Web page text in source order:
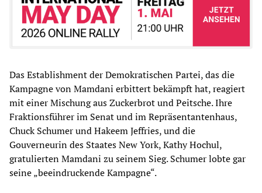
Das Establishment der Demokratischen Partei, das die
Kampagne von Mamdani erbittert bekämpft hat, reagiert
mit einer Mischung aus Zuckerbrot und Peitsche. Ihre
Fraktionsführer im Senat und im Repräsentantenhaus,
Chuck Schumer und Hakeem Jeffries, und die
Gouverneurin des Staates New York, Kathy Hochul,
gratulierten Mamdani zu seinem Sieg. Schumer lobte gar
seine „beeindruckende Kampagne“.